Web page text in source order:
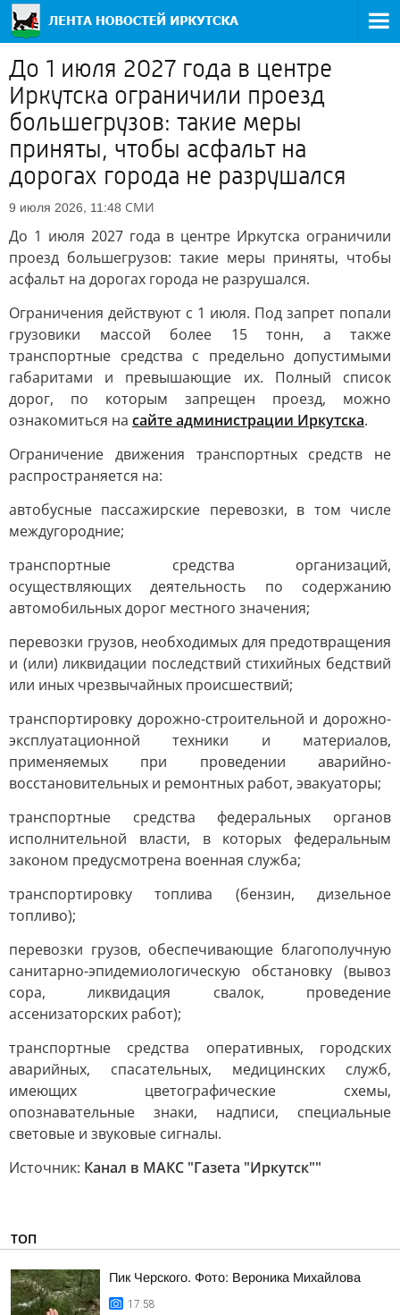
До 1 июля 2027 года в центре
Иркутска ограничили проезд
большегрузов: такие меры
приняты, чтобы асфальт на
дорогах города не разрушался
9 июля 2026, 11:48 СМИ
До 1 июля 2027 года в центре Иркутска ограничили
проезд большегрузов: такие меры приняты, чтобы
асфальт на дорогах города не разрушался.
Ограничения действуют с 1 июля. Под запрет попали
грузовики массой более 15 тонн, а также
транспортные средства с предельно допустимыми
габаритами и превышающие их. Полный список
дорог, по которым запрещен проезд, можно
ознакомиться на сайте администрации Иркутска.
Ограничение движения транспортных средств не
распространяется на:
автобусные пассажирские перевозки, в том числе
междугородние;
транспортные средства организаций,
осуществляющих деятельность по содержанию
автомобильных дорог местного значения;
перевозки грузов, необходимых для предотвращения
и (или) ликвидации последствий стихийных бедствий
или иных чрезвычайных происшествий;
транспортировку дорожно-строительной и дорожно-
эксплуатационной техники и материалов,
применяемых при проведении аварийно-
восстановительных и ремонтных работ, эвакуаторы;
транспортные средства федеральных органов
исполнительной власти, в которых федеральным
законом предусмотрена военная служба;
транспортировку топлива (бензин, дизельное
топливо);
перевозки грузов, обеспечивающие благополучную
санитарно-эпидемиологическую обстановку (вывоз
сора, ликвидация свалок, проведение
ассенизаторских работ);
транспортные средства оперативных, городских
аварийных, спасательных, медицинских служб,
имеющих цветографические схемы,
опознавательные знаки, надписи, специальные
световые и звуковые сигналы.
Источник: Канал в МАКС "Газета "Иркутск""
ТОП
Пик Черского. Фото: Вероника Михайлова
17:58